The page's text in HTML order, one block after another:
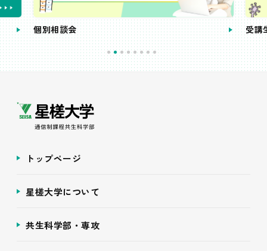
個別相談会 受講
トップページ
星槎大学について
共生科学部・専攻